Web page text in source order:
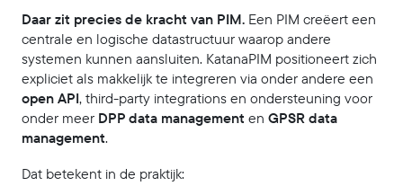
Daar zit precies de kracht van PIM. Een PIM creëert een
centrale en logische datastructuur waarop andere
systemen kunnen aansluiten. KatanaPIM positioneert zich
expliciet als makkelijk te integreren via onder andere een
open API, third-party integrations en ondersteuning voor
onder meer DPP data management en GPSR data
management.
Dat betekent in de praktijk: